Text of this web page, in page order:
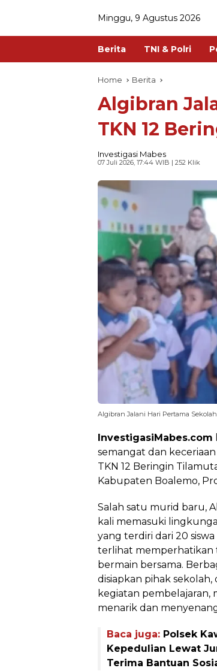
Minggu, 9 Agustus 2026
Berita TNI & Polri
Home Berita
Algibran
TKN 12
Investigasi Mabes
07 Juli 2026, 17:44 WIB | 252 Klik
Algibran Jalani Hari Pertama
InvestigasiMabes.com
semangat dan
TKN 12 Beringin
Kabupaten Boalemo,
Salah satu murid baru,
kali memasuki
yang terdiri dari 20
terlihat memperhatikan
bermain bersama.
disiapkan pihak
kegiatan pembelajaran,
menarik dan
Baca juga: Polsek
Kepedulian Lewat
Terima Bantuan